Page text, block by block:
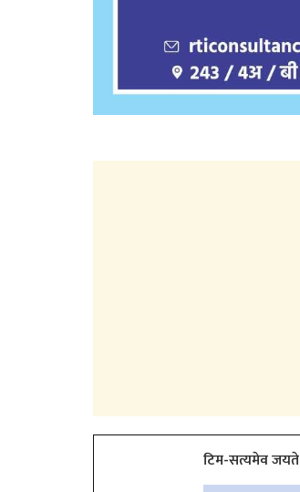
टिम-सत्यमेव जयते